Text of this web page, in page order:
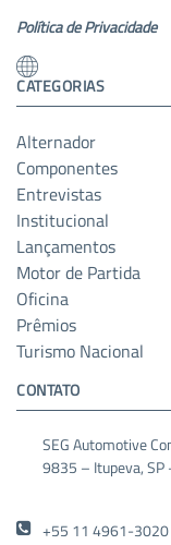
Política de Privacidade
CATEGORIAS
Alternador
Componentes
Entrevistas
Institucional
Lançamentos
Motor de Partida
Oficina
Prêmios
Turismo Nacional
CONTATO
SEG Automotive
9835 – Itupeva, SP
+55 11 4961-3020